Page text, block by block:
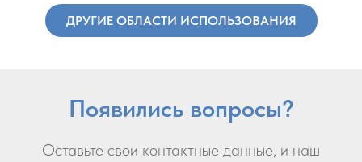
ДРУГИЕ ОБЛАСТИ ИСПОЛЬЗОВАНИЯ
Появились вопросы?
Оставьте свои контактные данные, и наш